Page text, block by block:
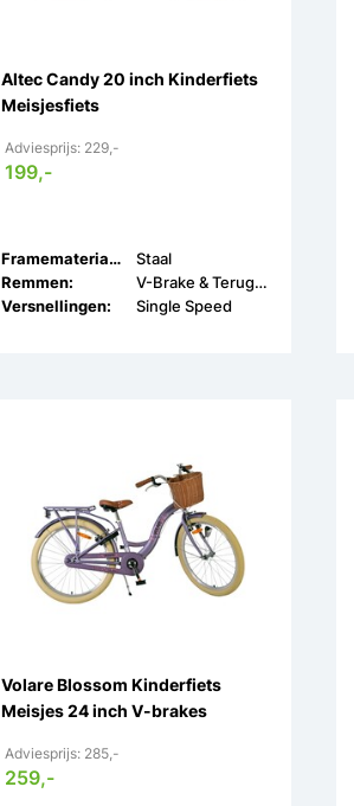
Altec Candy 20 inch Kinderfiets
Meisjesfiets
Adviesprijs: 229,-
199,-
Framemateriaal:
Staal
Remmen:
V-Brake & Terugtrap
Versnellingen:
Single Speed
Volare Blossom Kinderfiets
Meisjes 24 inch V-brakes
Adviesprijs: 285,-
259,-